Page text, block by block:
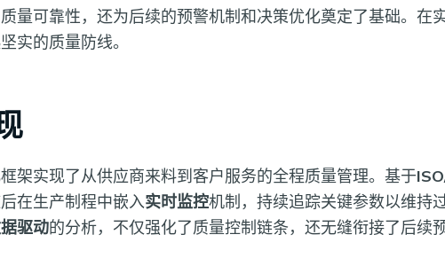
量可靠性，还为后续的预警机制和决策优化奠定了基础。在
实的质量防线。
架实现了从供应商来料到客户服务的全程质量管理。基于
在生产制程中嵌入实时监控机制，持续追踪关键参数以维持
驱动的分析，不仅强化了质量控制链条，还无缝衔接了后续